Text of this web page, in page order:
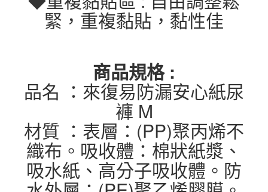
緊，重複黏貼，黏性佳
商品規格 :
品名 ：來復易防漏安心紙尿
褲 M
材質 ：表層：(PP)聚丙烯不
織布。吸收體：棉狀紙漿、
吸水紙、高分子吸收體。防